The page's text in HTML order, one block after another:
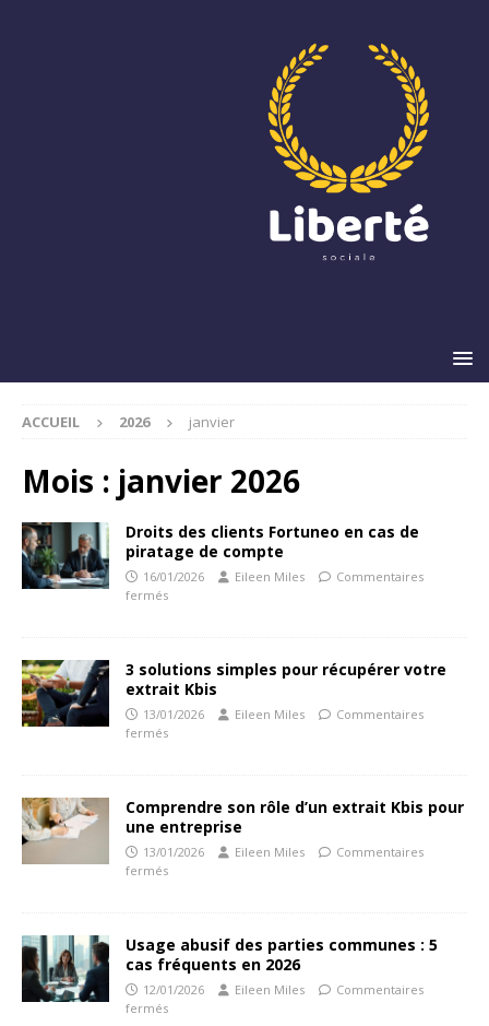
ACCUEIL 2026 janvier
Mois : janvier 2026
Droits des clients Fortuneo en cas de
piratage de compte
16/01/2026 Eileen Miles
Commentaires
fermés
3 solutions simples pour récupérer votre
extrait Kbis
13/01/2026 Eileen Miles
Commentaires
fermés
Comprendre son rôle d’un extrait Kbis pour
une entreprise
13/01/2026 Eileen Miles
Commentaires
fermés
Usage abusif des parties communes : 5
cas fréquents en 2026
12/01/2026 Eileen Miles
Commentaires
fermés